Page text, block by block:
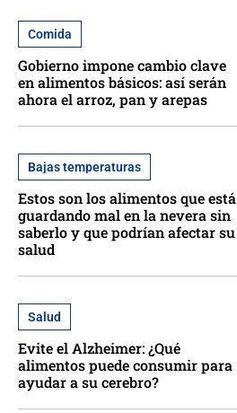
Comida
Gobierno impone cambio clave
en alimentos básicos: así serán
ahora el arroz, pan y arepas
Bajas temperaturas
Estos son los alimentos que está
guardando mal en la nevera sin
saberlo y que podrían afectar su
salud
Salud
Evite el Alzheimer: ¿Qué
alimentos puede consumir para
ayudar a su cerebro?